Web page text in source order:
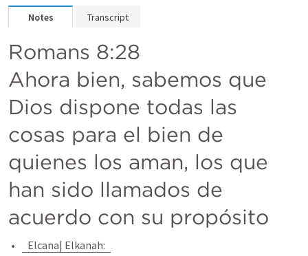
Notes Transcript
Romans 8:28
Ahora bien, sabemos que
Dios dispone todas las
cosas para el bien de
quienes los aman, los que
han sido llamados de
acuerdo con su propósito
Elcana| Elkanah: